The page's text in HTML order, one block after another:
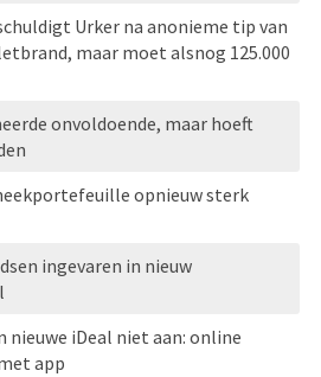
Urker na anonieme tip van
maar moet alsnog 125.000
onvoldoende, maar hoeft
opnieuw sterk
ingevaren in nieuw
nieuwe iDeal niet aan: online
app